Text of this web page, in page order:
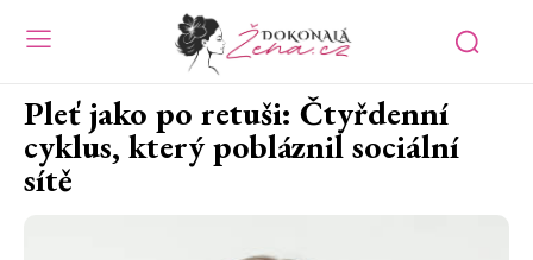
Pleť jako po retuši: Čtyřdenní
cyklus, který pobláznil sociální
sítě